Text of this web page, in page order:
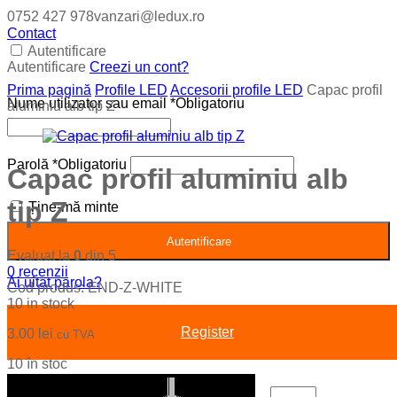
0752 427 978vanzari@ledux.ro
Contact
Autentificare
Autentificare Creezi un cont?
Nume utilizator sau email *Obligatoriu
Parolă *Obligatoriu
Ține-mă minte
Autentificare
Ai uitat parola?
Register
Prima pagină Profile LED Accesorii profile LED Capac profil
aluminiu alb tip Z
Capac profil aluminiu alb
tip Z
Evaluat la0din 5
0 recenzii
Cod produs: END-Z-WHITE
10 in stock
3.00 lei cu TVA
10 în stoc